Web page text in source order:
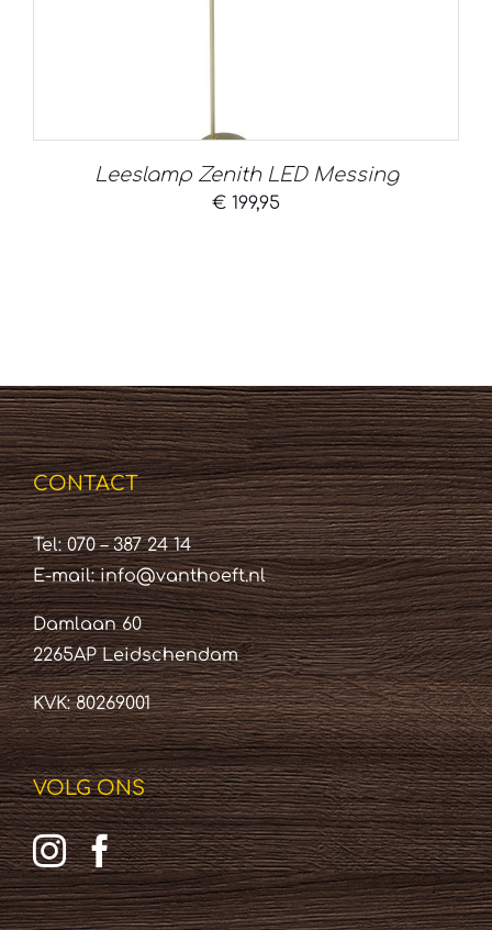
Leeslamp Zenith LED Messing
€ 199,95
CONTACT
Tel: 070 – 387 24 14
E-mail:info@vanthoeft.nl
Damlaan 60
2265AP Leidschendam
KVK: 80269001
VOLG ONS